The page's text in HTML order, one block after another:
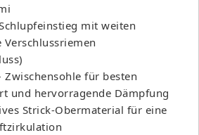
mit weiten
Zwischensohle für besten
und hervorragende Dämpfung
Strick-Obermaterial für eine